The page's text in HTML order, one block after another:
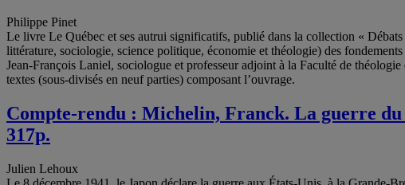
Philippe Pinet
Le livre Le Québec et ses autrui significatifs, publié dans la collection «
littérature, sociologie, science politique, économie et théologie) des
Jean-François Laniel, sociologue et professeur adjoint à la Faculté de
textes (sous-divisés en neuf parties) composant l’ouvrage.
Compte-rendu : Michelin, Franck. La guerre du
317p.
Julien Lehoux